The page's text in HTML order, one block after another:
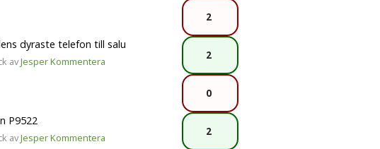
2
dyraste telefon till salu
avJesperKommentera 2
0
P9522
avJesperKommentera 2